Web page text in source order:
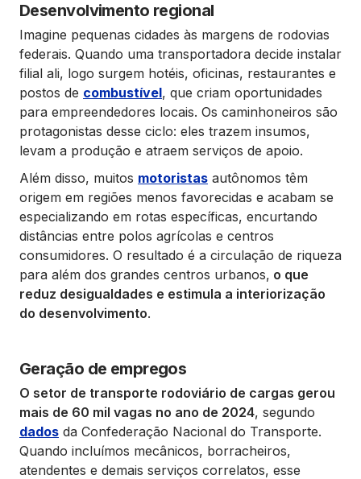
Desenvolvimento regional
Imagine pequenas cidades às margens de rodovias
federais. Quando uma transportadora decide instalar
filial ali, logo surgem hotéis, oficinas, restaurantes e
postos de combustível, que criam oportunidades
para empreendedores locais. Os caminhoneiros são
protagonistas desse ciclo: eles trazem insumos,
levam a produção e atraem serviços de apoio.
Além disso, muitos motoristas autônomos têm
origem em regiões menos favorecidas e acabam se
especializando em rotas específicas, encurtando
distâncias entre polos agrícolas e centros
consumidores. O resultado é a circulação de riqueza
para além dos grandes centros urbanos, o que
reduz desigualdades e estimula a interiorização
do desenvolvimento.
Geração de empregos
O setor de transporte rodoviário de cargas gerou
mais de 60 mil vagas no ano de 2024, segundo
dados da Confederação Nacional do Transporte.
Quando incluímos mecânicos, borracheiros,
atendentes e demais serviços correlatos, esse